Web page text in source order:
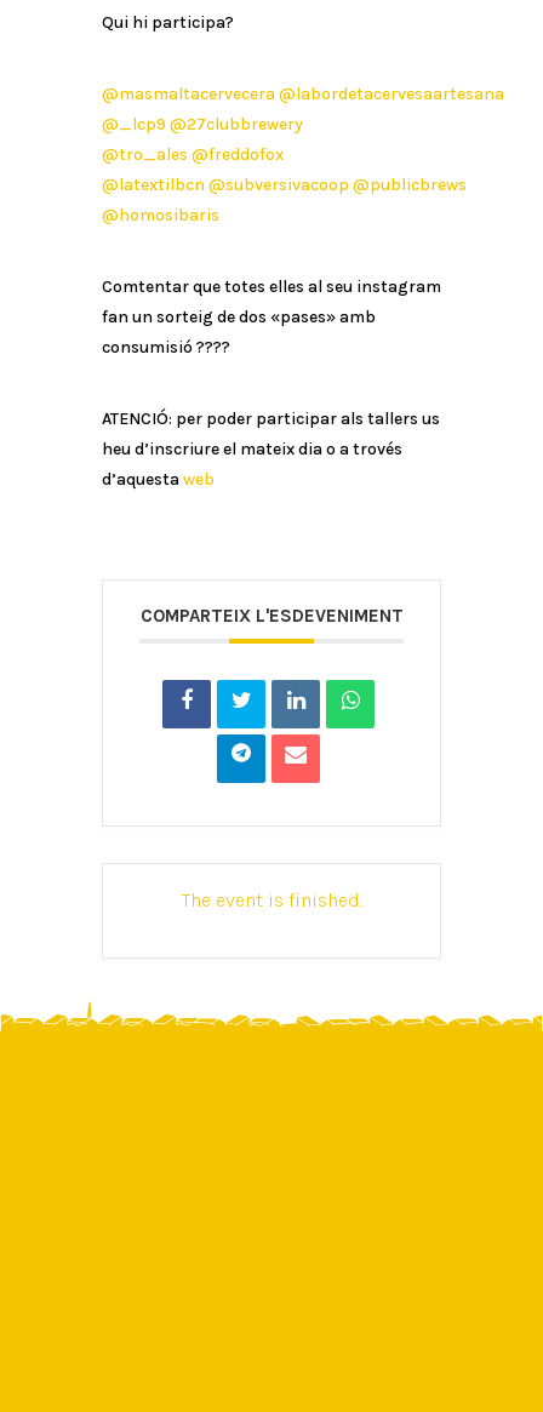
Qui hi participa?
@masmaltacervecera @labordetacervesaartesana
@_lcp9 @27clubbrewery
@tro_ales @freddofox
@latextilbcn @subversivacoop @publicbrews
@homosibaris
Comtentar que totes elles al seu instagram
fan un sorteig de dos «pases» amb
consumisió ????
ATENCIÓ: per poder participar als tallers us
heu d’inscriure el mateix dia o a trovés
d’aquesta web
COMPARTEIX L'ESDEVENIMENT
The event is finished.